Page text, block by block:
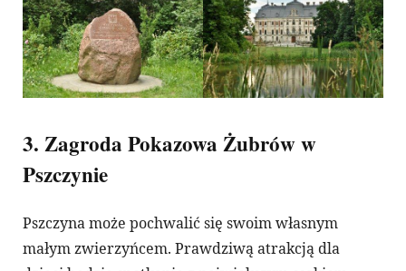
3. Zagroda Pokazowa Żubrów w
Pszczynie
Pszczyna może pochwalić się swoim własnym
małym zwierzyńcem. Prawdziwą atrakcją dla